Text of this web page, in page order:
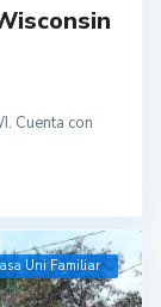
Cuenta con
Uni Familiar